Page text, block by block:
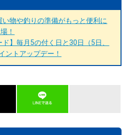
い物や釣りの準備がもっと便利に
！
】毎月5の付く日と30日（5日、
ントアップデー！